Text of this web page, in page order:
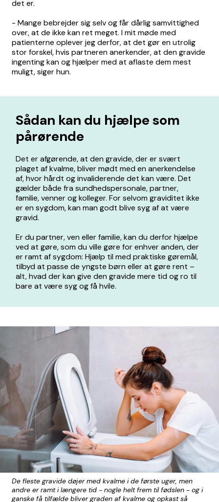
det er.
- Mange bebrejder sig selv og får dårlig samvittighed
over, at de ikke kan ret meget. I mit møde med
patienterne oplever jeg derfor, at det gør en utrolig
stor forskel, hvis partneren anerkender, at den gravide
ingenting kan og hjælper med at aflaste dem mest
muligt, siger hun.
Sådan kan du hjælpe som
pårørende
Det er afgørende, at den gravide, der er svært
plaget af kvalme, bliver mødt med en anerkendelse
af, hvor hårdt og invaliderende det kan være. Det
gælder både fra sundhedspersonale, partner,
familie, venner og kolleger. For selvom graviditet ikke
er en sygdom, kan man godt blive syg af at være
gravid.
Er du partner, ven eller familie, kan du derfor hjælpe
ved at gøre, som du ville gøre for enhver anden, der
er ramt af sygdom: Hjælp til med praktiske gøremål,
tilbyd at passe de yngste børn eller at gøre rent –
alt, hvad der kan give den gravide mere tid og ro til
bare at være syg og få hvile.
De fleste gravide døjer med kvalme i de første uger, men
andre er ramt i længere tid - nogle helt frem til fødslen - og i
ganske få tilfælde bliver graden af kvalme og opkast så